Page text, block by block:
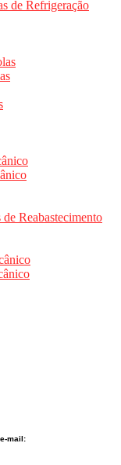
de Refrigeração
Reabastecimento
mail: